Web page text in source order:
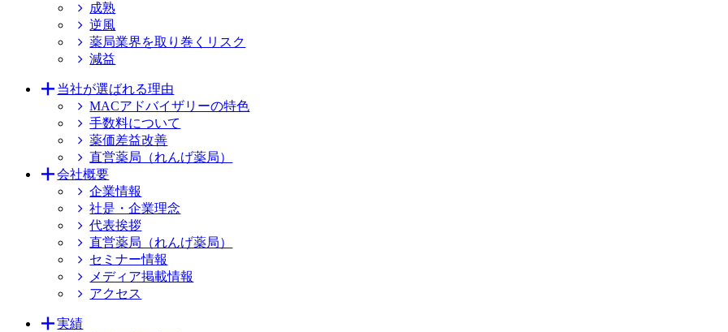
成熟
逆風
薬局業界を取り巻くリスク
減益
当社が選ばれる理由
MACアドバイザリーの特色
手数料について
薬価差益改善
直営薬局（れんげ薬局）
会社概要
企業情報
社是・企業理念
代表挨拶
直営薬局（れんげ薬局）
セミナー情報
メディア掲載情報
アクセス
実績